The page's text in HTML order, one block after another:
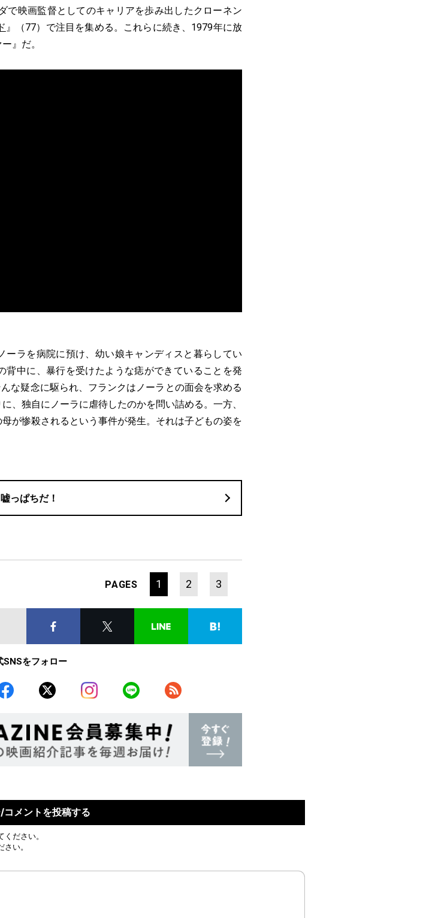
で映画監督としてのキャリアを歩み出したクローネン
』（77）で注目を集める。これらに続き、1979年に放
』だ。
ラを病院に預け、幼い娘キャンディスと暮らしてい
背中に、暴行を受けたような痣ができていることを発
な疑念に駆られ、フランクはノーラとの面会を求める
、独自にノーラに虐待したのかを問い詰める。一方、
が惨殺されるという事件が発生。それは子どもの姿を
っぱちだ！
PAGES 1 2 3
SNSをフォロー
コメントを投稿する
ださい。
い。